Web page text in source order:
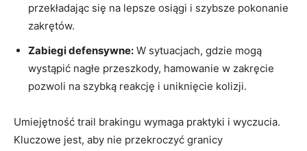
przekładając się na lepsze osiągi i szybsze pokonanie
zakrętów.
Zabiegi defensywne: W sytuacjach, gdzie mogą
wystąpić nagłe przeszkody, hamowanie w zakręcie
pozwoli na szybką reakcję i uniknięcie kolizji.
Umiejętność trail brakingu wymaga praktyki i wyczucia.
Kluczowe jest, aby nie przekroczyć granicy